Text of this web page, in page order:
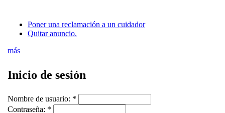
Poner una reclamación a un cuidador
Quitar anuncio.
más
Inicio de sesión
Nombre de usuario: *
Contraseña: *